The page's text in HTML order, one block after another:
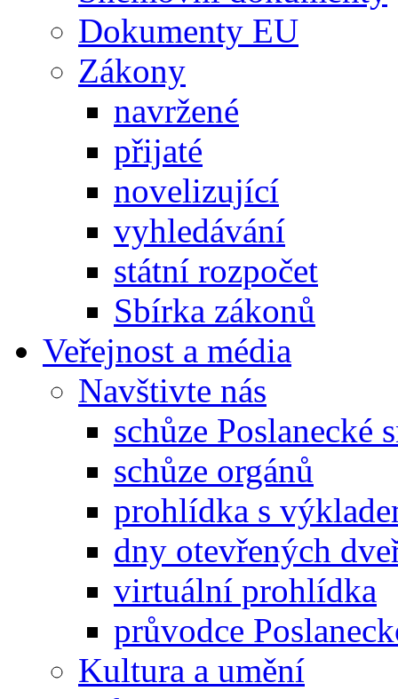
Dokumenty EU
Zákony
navržené
přijaté
novelizující
vyhledávání
státní rozpočet
Sbírka zákonů
Veřejnost a média
Navštivte nás
schůze Poslanecké
schůze orgánů
prohlídka s
dny otevřených
virtuální prohlídka
průvodce
Kultura a umění